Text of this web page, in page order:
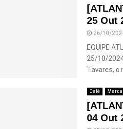
25 Out
26/10/
EQUIPE
25/10/
Tavares, o
Café
04 Out